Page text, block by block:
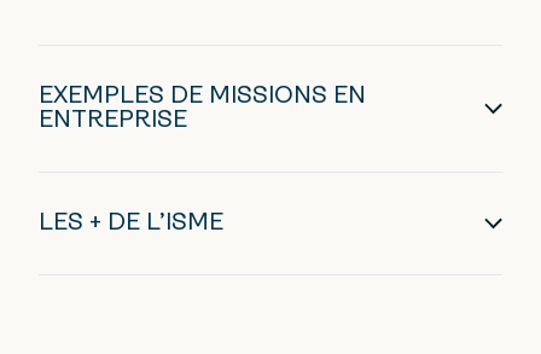
EXEMPLES DE MISSIONS EN
ENTREPRISE
LES + DE L’ISME